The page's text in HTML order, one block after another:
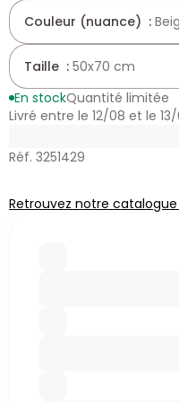
Couleur (nuance) :
Taille : 50x70 cm
En stockQuantité limitée
Livré entre le 12/08 et le
Réf. 3251429
Retrouvez notre